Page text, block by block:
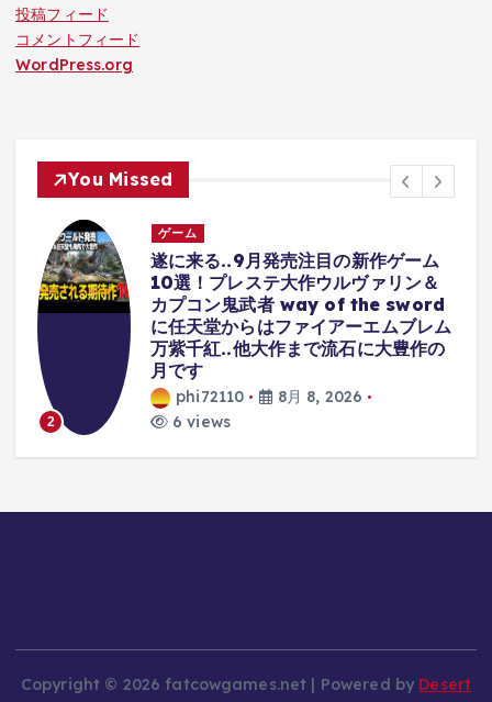
投稿フィード
コメントフィード
WordPress.org
You Missed
2
ゲーム
遂に来る..9月発売注目の新作ゲーム
10選！プレステ大作ウルヴァリン＆
カプコン鬼武者 way of the sword
に任天堂からはファイアーエムブレム
万紫千紅..他大作まで流石に大豊作の
月です
phi72110
8月 8, 2026
6 views
Copyright © 2026 fatcowgames.net | Powered by Desert